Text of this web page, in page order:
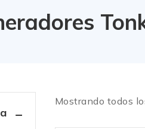
Mostrando todos